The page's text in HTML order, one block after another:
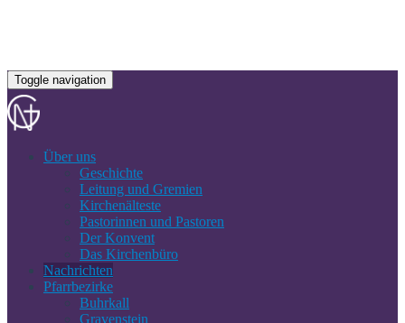
Toggle navigation
Über uns
Geschichte
Leitung und Gremien
Kirchenälteste
Pastorinnen und Pastoren
Der Konvent
Das Kirchenbüro
Nachrichten
Pfarrbezirke
Buhrkall
Gravenstein